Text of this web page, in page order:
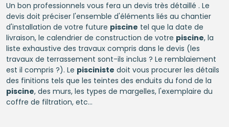
Un bon professionnels vous fera un devis très détaillé . Le
devis doit préciser l'ensemble d'éléments liés au chantier
d'installation de votre future piscine tel que la date de
livraison, le calendrier de construction de votre piscine, la
liste exhaustive des travaux compris dans le devis (les
travaux de terrassement sont-ils inclus ? Le remblaiement
est il compris ?). Le pisciniste doit vous procurer les détails
des finitions tels que les teintes des enduits du fond de la
piscine, des murs, les types de margelles, l'exemplaire du
coffre de filtration, etc…